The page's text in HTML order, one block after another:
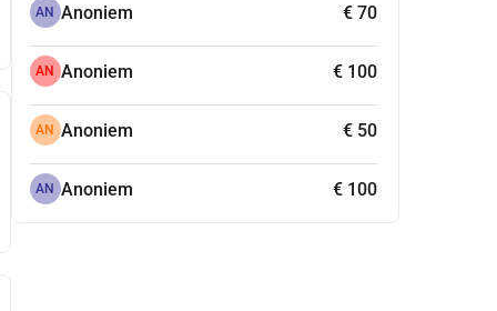
AN Anoniem € 70
AN Anoniem € 100
AN Anoniem € 50
AN Anoniem € 100